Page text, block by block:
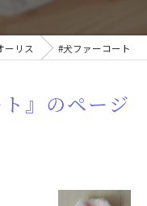
ーリス #犬ファーコート
』のページ